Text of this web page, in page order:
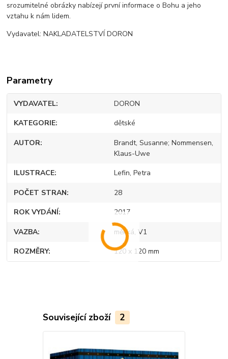
srozumitelné obrázky nabízejí první informace o Bohu a jeho
vztahu k nám lidem.
Vydavatel: NAKLADATELSTVÍ DORON
Parametry
VYDAVATEL DORON
KATEGORIE dětské
AUTOR
Brandt, Susanne; Nommensen,
Klaus-Uwe
ILUSTRACE Lefin, Petra
POČET STRAN 28
ROK VYDÁNÍ 2017
VAZBA měkká, V1
ROZMĚRY 120 x 120 mm
Související zboží 2